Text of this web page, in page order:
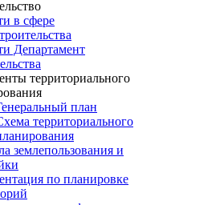
в сфере
Департамент
территориального
план
территориального
землепользования и
по планировке